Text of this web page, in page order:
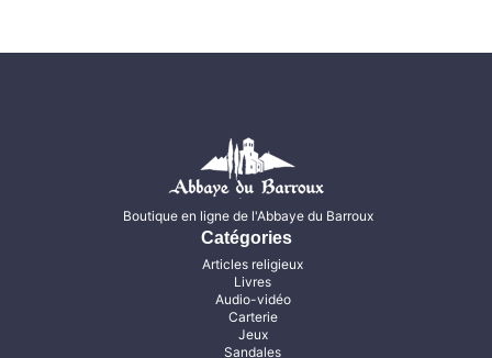
Boutique en ligne de l'Abbaye du Barroux
Catégories
Articles religieux
Livres
Audio-vidéo
Carterie
Jeux
Sandales